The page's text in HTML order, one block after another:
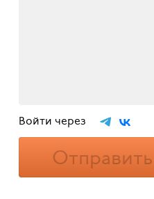
Войти через
Отправить